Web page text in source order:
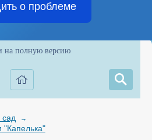
о проблеме
на полную версию
→
"Капелька"